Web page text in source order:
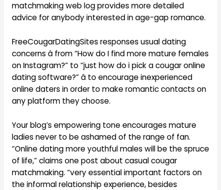
matchmaking web log provides more detailed
advice for anybody interested in age-gap romance.
FreeCougarDatingSites responses usual dating
concerns â from “How do I find more mature females
on Instagram?” to “just how do i pick a cougar online
dating software?” â to encourage inexperienced
online daters in order to make romantic contacts on
any platform they choose.
Your blog’s empowering tone encourages mature
ladies never to be ashamed of the range of fan.
“Online dating more youthful males will be the spruce
of life,” claims one post about casual cougar
matchmaking. “very essential important factors on
the informal relationship experience, besides